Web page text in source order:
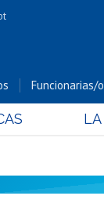
Funcionarias/